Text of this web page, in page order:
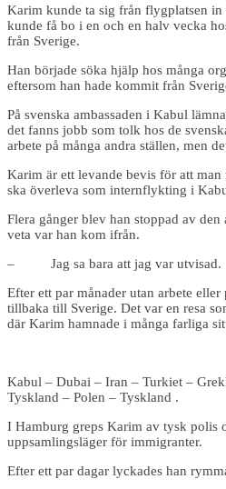
Karim kunde ta sig från flygplatsen
kunde få bo i en och en halv vecka
från Sverige.
Han började söka hjälp hos många
eftersom han hade kommit från
På svenska ambassaden i Kabul
det fanns jobb som tolk hos de
arbete på många andra ställen, men
Karim är ett levande bevis för att man
ska överleva som internflykting i
Flera gånger blev han stoppad av
veta var han kom ifrån.
– Jag sa bara att jag var utvisad.
Efter ett par månader utan arbete eller
tillbaka till Sverige. Det var en resa
där Karim hamnade i många farliga
Kabul – Dubai – Iran – Turkiet –
Tyskland – Polen – Tyskland .
I Hamburg greps Karim av tysk polis
uppsamlingsläger för immigranter.
Efter ett par dagar lyckades han